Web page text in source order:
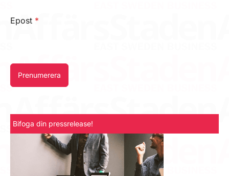
Epost *
Prenumerera
Bifoga din pressrelease!